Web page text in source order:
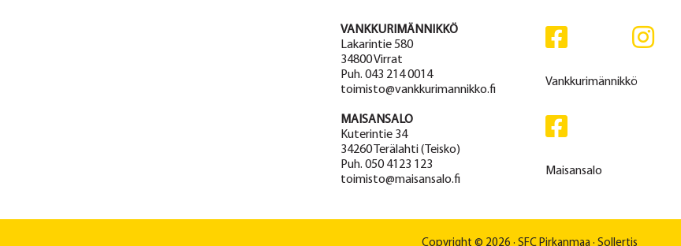
VANKKURIMÄNNIKKÖ
Lakarintie 580
34800 Virrat
Puh. 043 214 0014
toimisto@vankkurimannikko.fi
MAISANSALO
Kuterintie 34
34260 Terälahti (Teisko)
Puh. 050 4123 123
toimisto@maisansalo.fi
Vankkurimännikkö
Maisansalo
Copyright © 2026 · SFC Pirkanmaa · Sollertis